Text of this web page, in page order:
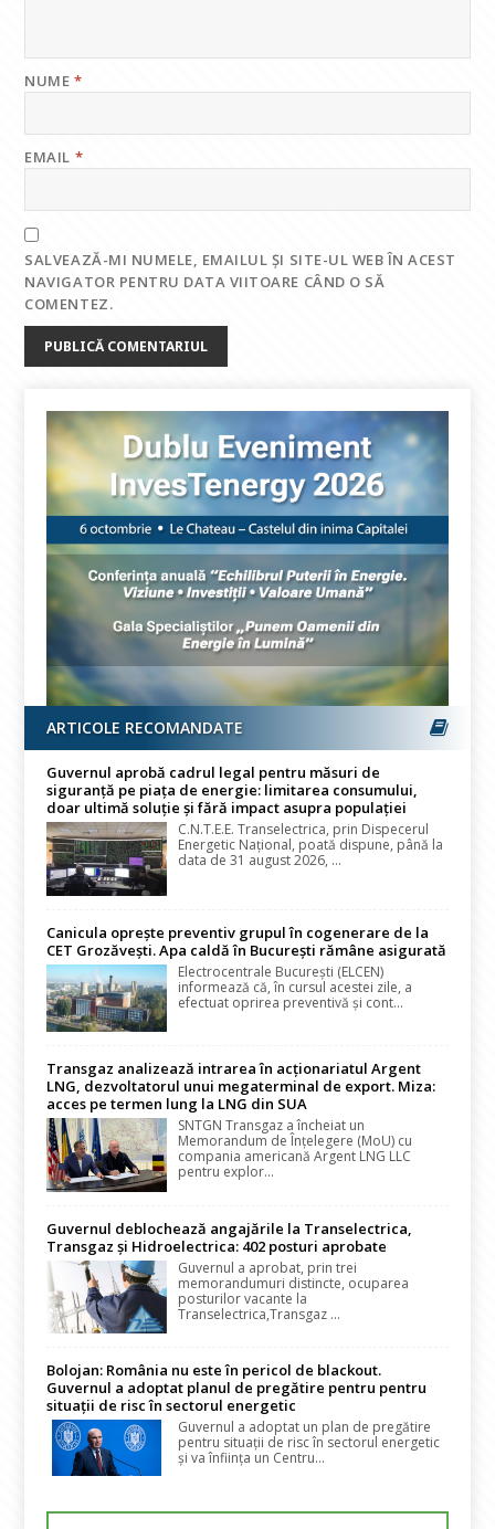
NUME*
EMAIL *
SALVEAZĂ-MI NUMELE, EMAILUL ȘI SITE-UL WEB ÎN ACEST
NAVIGATOR PENTRU DATA VIITOARE CÂND O SĂ
COMENTEZ.
ARTICOLE RECOMANDATE
Guvernul aprobă cadrul legal pentru măsuri de
siguranță pe piața de energie: limitarea consumului,
doar ultimă soluție și fără impact asupra populației
C.N.T.E.E. Transelectrica, prin Dispecerul
Energetic Național, poată dispune, până la
data de 31 august 2026, ...
Canicula oprește preventiv grupul în cogenerare de la
CET Grozăvești. Apa caldă în București rămâne asigurată
Electrocentrale București (ELCEN)
informează că, în cursul acestei zile, a
efectuat oprirea preventivă și cont...
Transgaz analizează intrarea în acționariatul Argent
LNG, dezvoltatorul unui megaterminal de export. Miza:
acces pe termen lung la LNG din SUA
SNTGN Transgaz a încheiat un
Memorandum de Înțelegere (MoU) cu
compania americană Argent LNG LLC
pentru explor...
Guvernul deblochează angajările la Transelectrica,
Transgaz și Hidroelectrica: 402 posturi aprobate
Guvernul a aprobat, prin trei
memorandumuri distincte, ocuparea
posturilor vacante la
Transelectrica,Transgaz ...
Bolojan: România nu este în pericol de blackout.
Guvernul a adoptat planul de pregătire pentru pentru
situații de risc în sectorul energetic
Guvernul a adoptat un plan de pregătire
pentru situații de risc în sectorul energetic
și va înființa un Centru...